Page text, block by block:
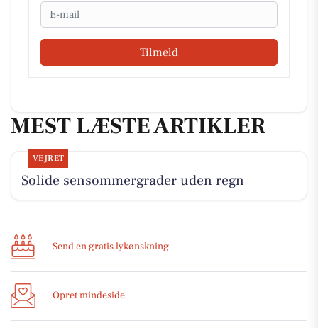
Email
Tilmeld
MEST LÆSTE ARTIKLER
VEJRET
Solide sensommergrader uden regn
Send en gratis lykønskning
Opret mindeside